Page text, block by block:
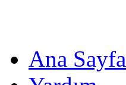
Ana Sayfa